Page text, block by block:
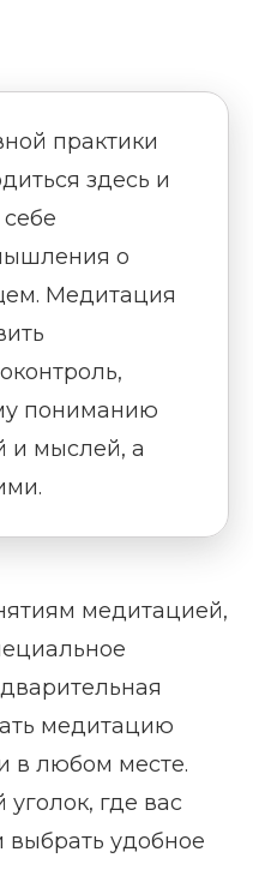
практики
здесь и
о
Медитация
пониманию
и мыслей, а
медитацией,
медитацию
в любом месте.
где вас
выбрать удобное